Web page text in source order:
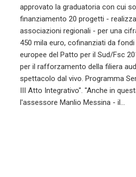
approvato la graduatoria con cui
finanziamento 20 progetti -
associazioni regionali - per una
450 mila euro, cofinanziati da
europee del Patto per il Sud/Fsc
per il rafforzamento della filiera
spettacolo dal vivo. Programma
III Atto Integrativo". "Anche in
l'assessore Manlio Messina - il…